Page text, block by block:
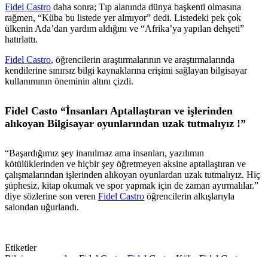
Fidel Castro daha sonra; Tıp alanında dünya başkenti olmasına
rağmen, “Küba bu listede yer almıyor” dedi. Listedeki pek çok
ülkenin Ada’dan yardım aldığını ve “Afrika’ya yapılan dehşeti”
hatırlattı.
Fidel Castro, öğrencilerin araştırmalarının ve araştırmalarında
kendilerine sınırsız bilgi kaynaklarına erişimi sağlayan bilgisayar
kullanımının öneminin altını çizdi.
Fidel Casto “İnsanları Aptallaştıran ve işlerinden
alıkoyan Bilgisayar oyunlarından uzak tutmalıyız !”
“Başardığımız şey inanılmaz ama insanları, yazılımın
kötülüklerinden ve hiçbir şey öğretmeyen aksine aptallaştıran ve
çalışmalarından işlerinden alıkoyan oyunlardan uzak tutmalıyız. Hiç
şüphesiz, kitap okumak ve spor yapmak için de zaman ayırmalılar.”
diye sözlerine son veren Fidel Castro öğrencilerin alkışlarıyla
salondan uğurlandı.
Etiketler